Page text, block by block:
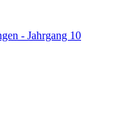
- Jahrgang 10